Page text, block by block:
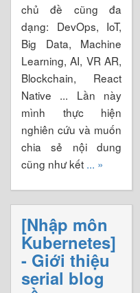
chủ đề cũng đa
dạng: DevOps, IoT,
Big Data, Machine
Learning, AI, VR AR,
Blockchain, React
Native ... Lần này
mình thực hiện
nghiên cứu và muốn
chia sẻ nội dung
cũng như kết ... »
[Nhập môn
Kubernetes]
- Giới thiệu
serial blog